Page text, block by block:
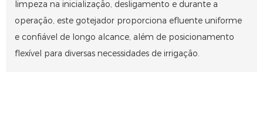
limpeza na inicialização, desligamento e durante a
operação, este gotejador proporciona efluente uniforme
e confiável de longo alcance, além de posicionamento
flexível para diversas necessidades de irrigação.